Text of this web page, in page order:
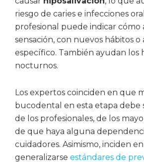
riesgo de caries e infecciones
profesional puede indicar cómo
sensación, con nuevos hábitos
específico. También ayudan los
nocturnos.
Los expertos coinciden en que
bucodental en esta etapa debe
de los profesionales, de los
de que haya alguna
cuidadores. Asimismo, inciden
generalizarse estándares de